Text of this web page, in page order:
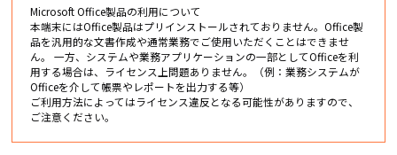
Microsoft Office製品の利用について
本端末にはOffice製品はプリインストールされておりません。Office製
品を汎用的な文書作成や通常業務でご使用いただくことはできませ
ん。 一方、システムや業務アプリケーションの一部としてOfficeを利
用する場合は、ライセンス上問題ありません。（例：業務システムが
Officeを介して帳票やレポートを出力する等）
ご利用方法によってはライセンス違反となる可能性がありますので、
ご注意ください。